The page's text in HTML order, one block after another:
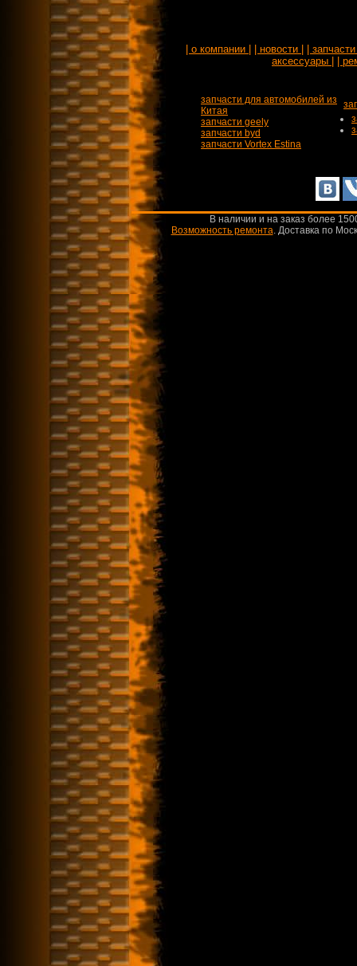
| о компании | | новости |
|
аксессуары |
|
запчасти для автомобилей из
Китая
запчасти geely
запчасти byd
запчасти Vortex Estina
В наличии и на заказ более
Возможность ремонта.Доставка по